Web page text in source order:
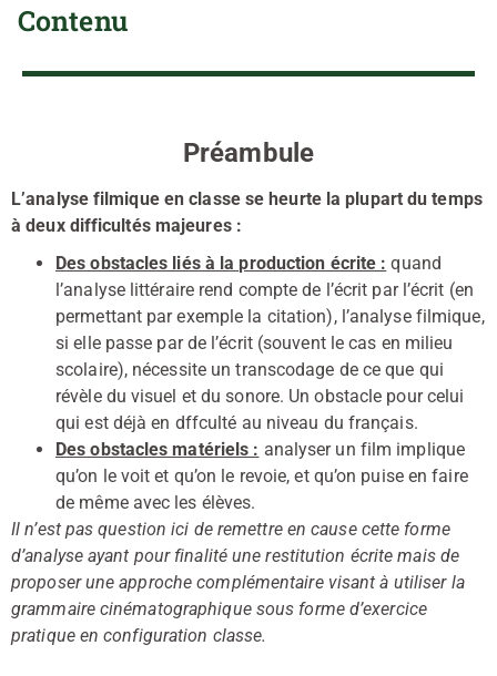
Contenu
Préambule
L’analyse filmique en classe se heurte la plupart du temps
à deux difficultés majeures :
Des obstacles liés à la production écrite : quand
l’analyse littéraire rend compte de l’écrit par l’écrit (en
permettant par exemple la citation), l’analyse filmique,
si elle passe par de l’écrit (souvent le cas en milieu
scolaire), nécessite un transcodage de ce que qui
révèle du visuel et du sonore. Un obstacle pour celui
qui est déjà en dffculté au niveau du français.
Des obstacles matériels : analyser un film implique
qu’on le voit et qu’on le revoie, et qu’on puise en faire
de même avec les élèves.
Il n’est pas question ici de remettre en cause cette forme
d’analyse ayant pour finalité une restitution écrite mais de
proposer une approche complémentaire visant à utiliser la
grammaire cinématographique sous forme d’exercice
pratique en configuration classe.